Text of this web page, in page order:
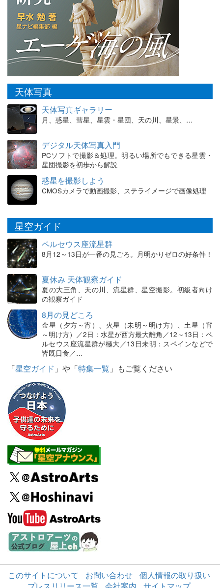
天体写真
天体写真ギャラリー
月、惑星、彗星、星雲・星団、天の川、星景、…
デジタル天体写真入門
PCソフトで撮影＆処理。明るい場所でもできる星雲・
星団撮影を初歩から解説
惑星を撮影しよう
CMOSカメラで動画撮影、ステライメージで画像処理
星空ガイド
ペルセウス座流星群
8月12～13日が一番の見ごろ。月明かりゼロの好条件！
夏休み 天体観察ガイド
夏の大三角、天の川、流星群、星空撮影。初級者向け
の観察ガイド
8月の見どころ
金星（夕方～宵）、火星（未明～明け方）、土星（宵
～明け方）／2日：水星が西方最大離角／12～13日：ペ
ルセウス座流星群が極大／13日未明：スペインなどで
皆既日食／…
「星空ガイド 」や「特集一覧 」もご覧ください
このサイトについて お問い合わせ
個人情報の取り扱い